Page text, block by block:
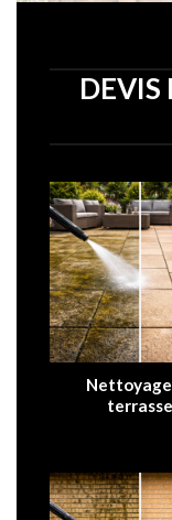
DEVIS
terrasse